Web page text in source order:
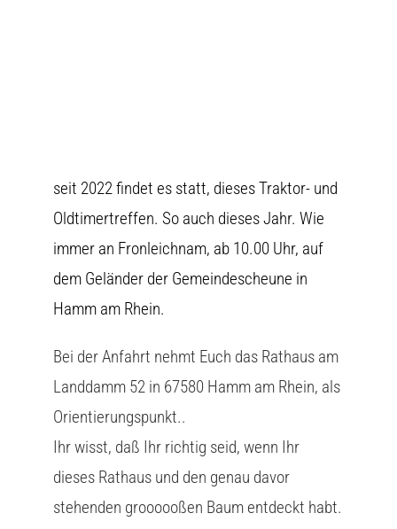
seit 2022 findet es statt, dieses Traktor- und
Oldtimertreffen. So auch dieses Jahr. Wie
immer an Fronleichnam, ab 10.00 Uhr, auf
dem Geländer der Gemeindescheune in
Hamm am Rhein.
Bei der Anfahrt nehmt Euch das Rathaus am
Landdamm 52 in 67580 Hamm am Rhein, als
Orientierungspunkt..
Ihr wisst, daß Ihr richtig seid, wenn Ihr
dieses Rathaus und den genau davor
stehenden groooooßen Baum entdeckt habt.